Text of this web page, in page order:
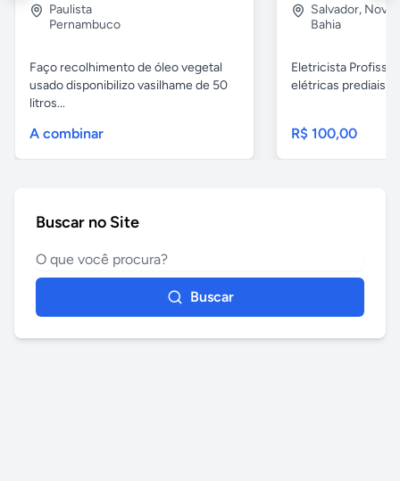
Paulista
Pernambuco
Faço recolhimento de óleo vegetal
usado disponibilizo vasilhame de 50
litros...
A combinar
Salvador, Nova
Bahia
Eletricista
elétricas prediais e
R$ 100,00
Buscar no Site
Buscar